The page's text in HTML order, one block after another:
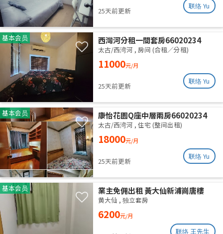
25天前更新
联络 Yu
基本会员 西灣河分租一間套房66020234
太古/西湾河 , 房间 (合租／分租)
11000元/月
25天前更新
联络 Yu
基本会员 康怡花園Q座中層兩房66020234
太古/西湾河 , 住宅 (整间出租)
18000元/月
25天前更新
联络 Yu
基本会员
業主免佣出租 黃大仙新浦崗唐樓
（近啟德）
黄大仙 , 独立套房
6200元/月
联络 王先生